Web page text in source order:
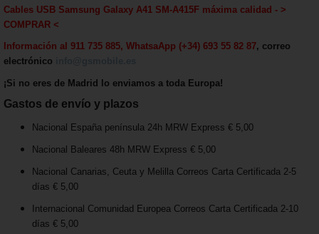
Cables USB Samsung Galaxy A41 SM-A415F máxima calidad - >
COMPRAR <
Información al 911 735 885, WhatsaApp (+34) 693 55 82 87, correo
electrónico
¡Si no eres de Madrid lo enviamos a toda Europa!
Gastos de envío y plazos
Nacional España península 24h MRW Express € 5,00
Nacional Baleares 48h MRW Express € 5,00
Nacional Canarias, Ceuta y Melilla Correos Carta Certificada 2-5
días € 5,00
Internacional Comunidad Europea Correos Carta Certificada 2-10
días € 5,00